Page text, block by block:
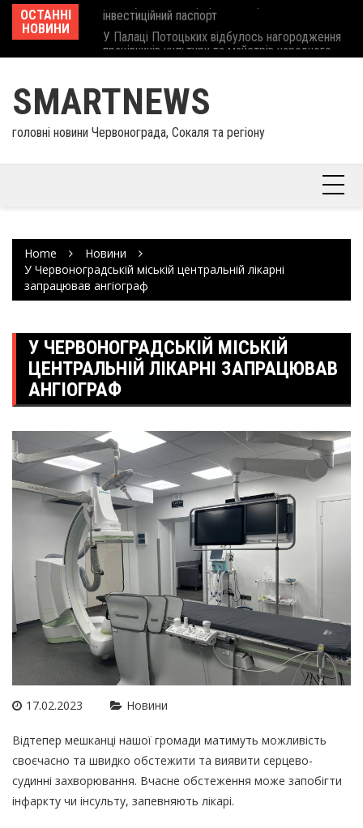
Skip
content
ОСТАННІ
НОВИНИ
У Палаці Потоцьких відбулось нагородження
працівників культури та майстрів народного
мистецтва Шептицького району
SMARTNEWS
головні новини Червонограда, Сокаля та регіону
Home
Новини
У Червоноградській міській центральній лікарні
запрацював ангіограф
У ЧЕРВОНОГРАДСЬКІЙ МІСЬКІЙ
ЦЕНТРАЛЬНІЙ ЛІКАРНІ ЗАПРАЦЮВАВ
АНГІОГРАФ
17.02.2023 Новини
Відтепер мешканці нашої громади матимуть можливість
своєчасно та швидко обстежити та виявити серцево-
судинні захворювання. Вчасне обстеження може запобігти
інфаркту чи інсульту, запевняють лікарі.